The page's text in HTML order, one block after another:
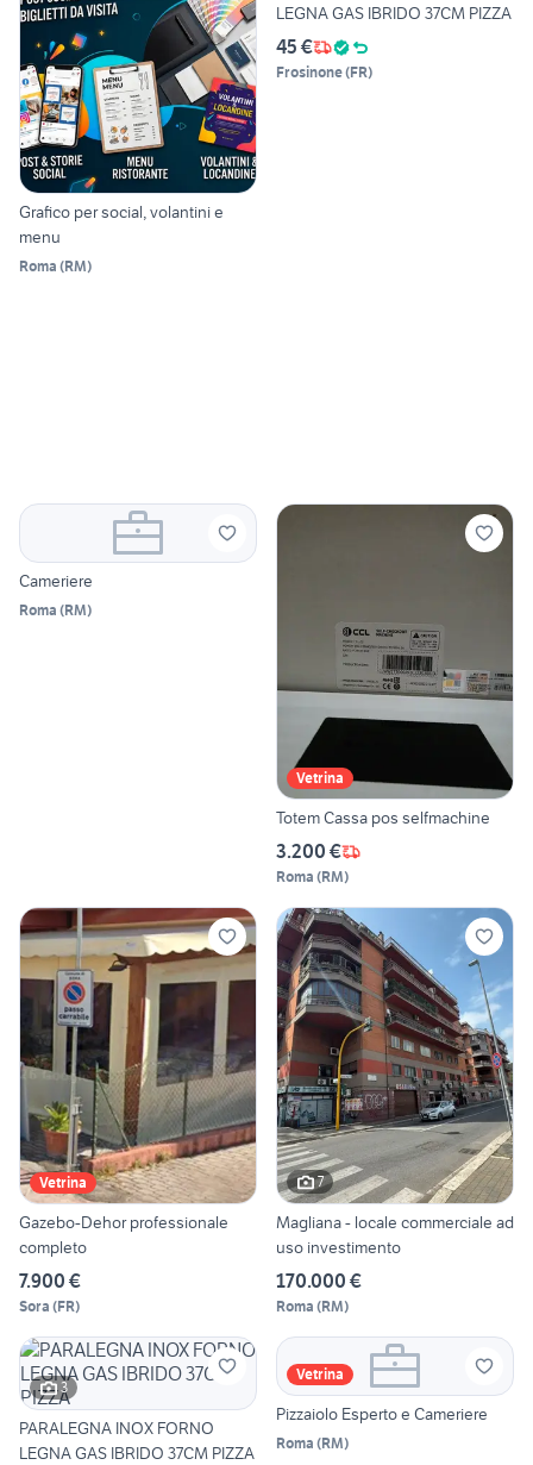
Grafico per social, volantini e
menu
Roma (RM)
LEGNA GAS IBRIDO 37CM PIZZA
45 €
Frosinone(FR)
Cameriere
Roma (RM)
Vetrina
Totem Cassa pos selfmachine
3.200 €
Roma (RM)
Vetrina
Gazebo-Dehor professionale
completo
7.900 €
Sora (FR)
7
Magliana - locale commerciale ad
uso investimento
170.000 €
Roma (RM)
3
PARALEGNA INOX FORNO
LEGNA GAS IBRIDO 37CM PIZZA
Vetrina
Pizzaiolo Esperto e Cameriere
Roma (RM)